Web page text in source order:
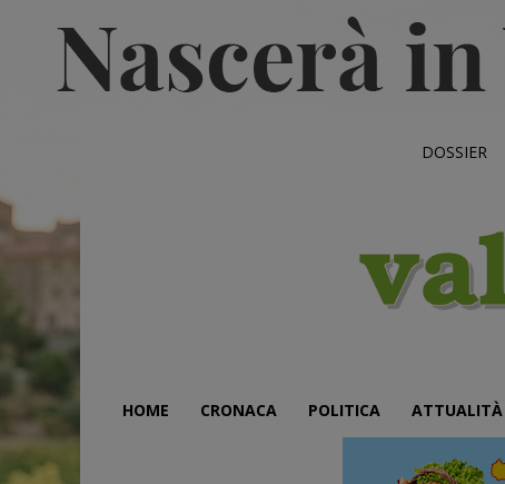
DOSSIER
HOME CRONACA POLITICA ATTUALITÀ